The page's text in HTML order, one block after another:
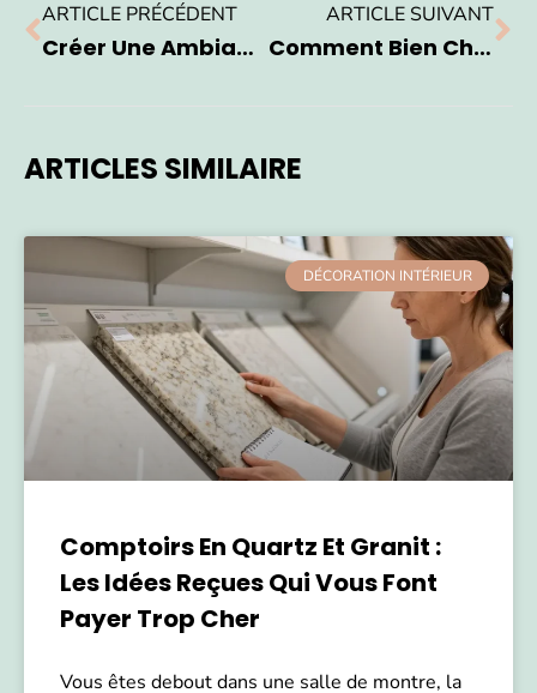
ARTICLE PRÉCÉDENT
Créer Une Ambiance Cosy : Astuces Et Inspirations Pour Une Maison Accueillante
ARTICLE SUIVANT
Comment Bien Choisir Ses Matériaux De Bricolage Pour Améliorer Sa Maison
ARTICLES SIMILAIRE
DÉCORATION INTÉRIEUR
Comptoirs En Quartz Et Granit :
Les Idées Reçues Qui Vous Font
Payer Trop Cher
Vous êtes debout dans une salle de montre, la